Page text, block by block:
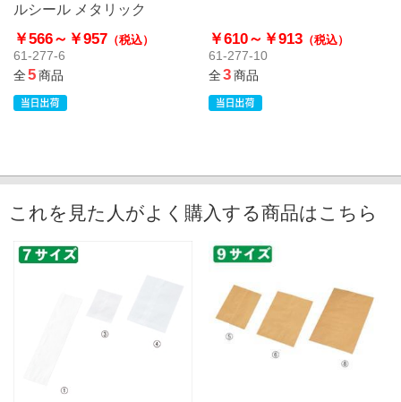
ルシール メタリック
￥566～ ￥957 （税込）
61-277-6
全5商品
￥610～ ￥913 （税込）
61-277-10
全3商品
これを見た人がよく購入する商品はこちら